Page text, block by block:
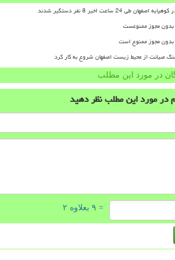
مجوز ممنوعست
مجوز ممنوع است
صیانت از محیط زیست اصفهان شروع به کار کرد
در مورد این مطلب
در مورد این مطلبنظر دهید
= ۹ بعلاوه ۲